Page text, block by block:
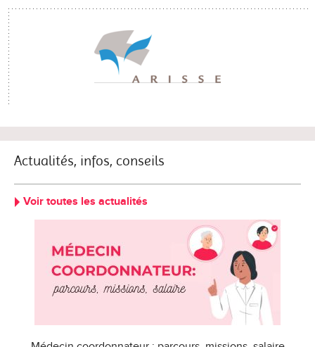
Actualités, infos, conseils
Voir toutes les actualités